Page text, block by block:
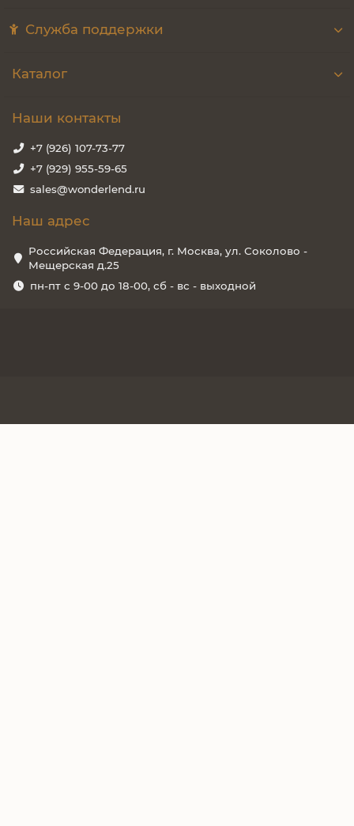
Служба поддержки
Каталог
Наши контакты
+7 (926) 107-73-77
+7 (929) 955-59-65
sales@wonderlend.ru
Наш адрес
Российская Федерация, г. Москва, ул. Соколово -
Мещерская д.25
пн-пт с 9-00 до 18-00, сб - вс - выходной